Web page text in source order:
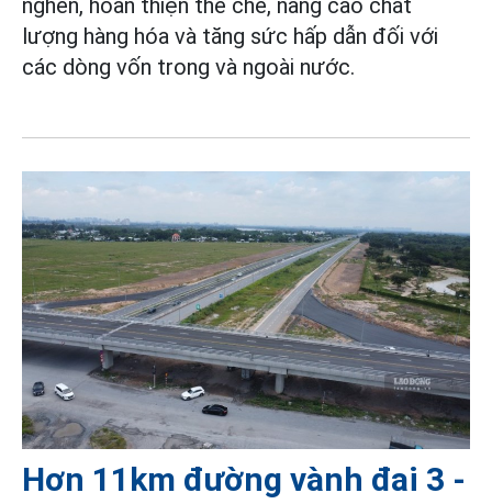
lượng hàng hóa và tăng sức hấp dẫn đối với
các dòng vốn trong và ngoài nước.
Hơn 11km đường vành đai 3 -